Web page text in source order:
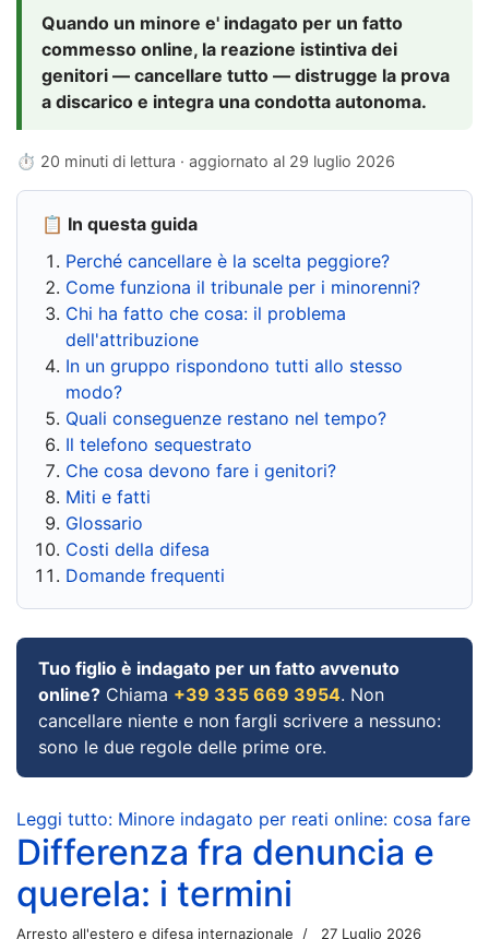
Quando un minore e' indagato per un fatto
commesso online, la reazione istintiva dei
genitori — cancellare tutto — distrugge la prova
a discarico e integra una condotta autonoma.
⏱ 20 minuti di lettura · aggiornato al 29 luglio 2026
📋 In questa guida
Perché cancellare è la scelta peggiore?
Come funziona il tribunale per i minorenni?
Chi ha fatto che cosa: il problema
dell'attribuzione
In un gruppo rispondono tutti allo stesso
modo?
Quali conseguenze restano nel tempo?
Il telefono sequestrato
Che cosa devono fare i genitori?
Miti e fatti
Glossario
Costi della difesa
Domande frequenti
Tuo figlio è indagato per un fatto avvenuto
online? Chiama +39 335 669 3954. Non
cancellare niente e non fargli scrivere a nessuno:
sono le due regole delle prime ore.
Leggi tutto: Minore indagato per reati online: cosa fare
Differenza fra denuncia e
querela: i termini
Arresto all'estero e difesa internazionale 27 Luglio 2026